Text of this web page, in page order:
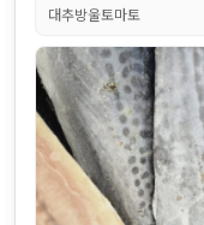
대추방울토마토